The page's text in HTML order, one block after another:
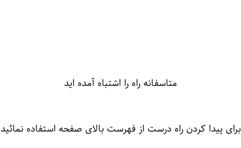
متاسفانه راه را اشتباه آمده اید
برای پیدا کردن راه درست از فهرست بالای صفحه استفاده نمائید